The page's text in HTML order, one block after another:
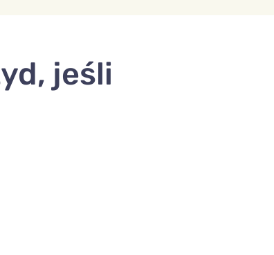
jeśli